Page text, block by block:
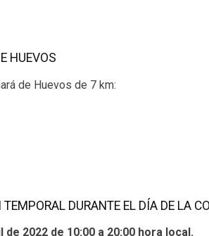
HUEVOS
de Huevos de 7 km:
DURANTE EL DÍA DE LA
2022 de 10:00 a 20:00 hora local.